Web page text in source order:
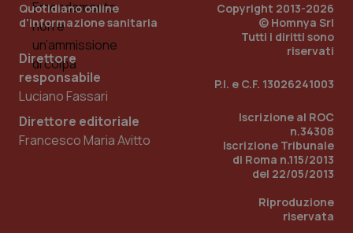
Quotidiano online
d'informazione sanitaria
Direttore
responsabile
Luciano Fassari
Direttore editoriale
Francesco Maria Avitto
Copyright 2013-2026
© Homnya Srl
Tutti i diritti sono
riservati
P.I. e C.F. 13026241003
Iscrizione al ROC
n.34308
Iscrizione Tribunale
di Roma n.115/2013
del 22/05/2013
Riproduzione
riservata
PHPSESSID
www.quotidianosanita.it